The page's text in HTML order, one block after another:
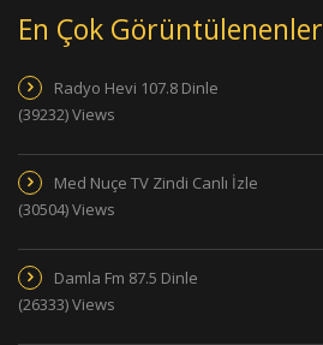
En Çok Görüntülenenler
Radyo Hevi 107.8 Dinle
(39232) Views
Med Nuçe TV Zindi Canlı İzle
(30504) Views
Damla Fm 87.5 Dinle
(26333) Views